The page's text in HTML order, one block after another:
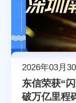
2026年03月
东信荣获“
破万亿里程